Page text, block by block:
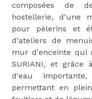
composées de
hostellerie, d'une
pour pèlerins et
d'ateliers de
mur d'enceinte qui
SURIANI, et grâce
d'eau
permettant en